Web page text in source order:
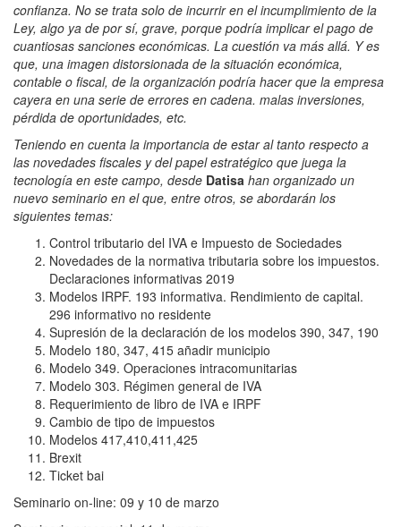
confianza. No se trata solo de incurrir en el incumplimiento de la
Ley, algo ya de por sí, grave, porque podría implicar el pago de
cuantiosas sanciones económicas. La cuestión va más allá. Y es
que, una imagen distorsionada de la situación económica,
contable o fiscal, de la organización podría hacer que la empresa
cayera en una serie de errores en cadena. malas inversiones,
pérdida de oportunidades, etc.
Teniendo en cuenta la importancia de estar al tanto respecto a
las novedades fiscales y del papel estratégico que juega la
tecnología en este campo, desde Datisa han organizado un
nuevo seminario en el que, entre otros, se abordarán los
siguientes temas:
Control tributario del IVA e Impuesto de Sociedades
Novedades de la normativa tributaria sobre los impuestos.
Declaraciones informativas 2019
Modelos IRPF. 193 informativa. Rendimiento de capital.
296 informativo no residente
Supresión de la declaración de los modelos 390, 347, 190
Modelo 180, 347, 415 añadir municipio
Modelo 349. Operaciones intracomunitarias
Modelo 303. Régimen general de IVA
Requerimiento de libro de IVA e IRPF
Cambio de tipo de impuestos
Modelos 417,410,411,425
Brexit
Ticket bai
Seminario on-line: 09 y 10 de marzo